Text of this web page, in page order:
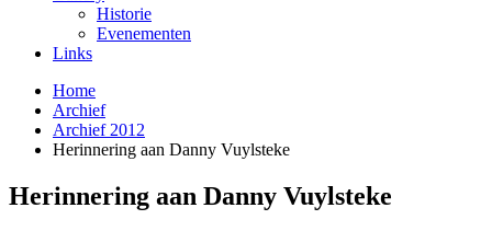
Historie
Evenementen
Links
Home
Archief
Archief 2012
Herinnering aan Danny Vuylsteke
Herinnering aan Danny Vuylsteke